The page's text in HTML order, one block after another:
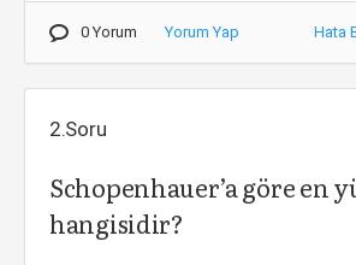
0 Yorum Yorum Yap Hata
2.Soru
Schopenhauer’a göre en
hangisidir?